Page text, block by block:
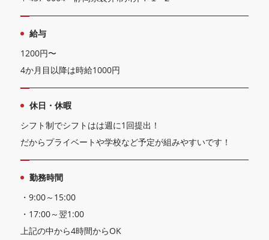
給与
1200円〜
4か月目以降は時給1000円
休日・休暇
シフト制でシフトはは週に1回提出！
だからプライベートや学校など予定が組みやすいです！
勤務時間
・9:00～15:00
・17:00～翌1:00
上記の中から4時間からOK